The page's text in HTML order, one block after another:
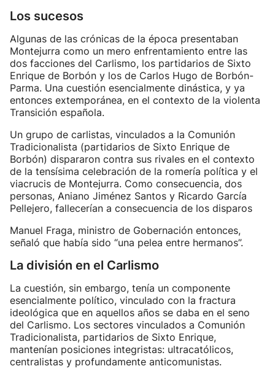
Los sucesos
Algunas de las crónicas de la época presentaban
Montejurra como un mero enfrentamiento entre las
dos facciones del Carlismo, los partidarios de Sixto
Enrique de Borbón y los de Carlos Hugo de Borbón-
Parma. Una cuestión esencialmente dinástica, y ya
entonces extemporánea, en el contexto de la violenta
Transición española.
Un grupo de carlistas, vinculados a la Comunión
Tradicionalista (partidarios de Sixto Enrique de
Borbón) dispararon contra sus rivales en el contexto
de la tensísima celebración de la romería política y el
viacrucis de Montejurra. Como consecuencia, dos
personas, Aniano Jiménez Santos y Ricardo García
Pellejero, fallecerían a consecuencia de los disparos
Manuel Fraga, ministro de Gobernación entonces,
señaló que había sido “una pelea entre hermanos”.
La división en el Carlismo
La cuestión, sin embargo, tenía un componente
esencialmente político, vinculado con la fractura
ideológica que en aquellos años se daba en el seno
del Carlismo. Los sectores vinculados a Comunión
Tradicionalista, partidarios de Sixto Enrique,
mantenían posiciones integristas: ultracatólicos,
centralistas y profundamente anticomunistas.